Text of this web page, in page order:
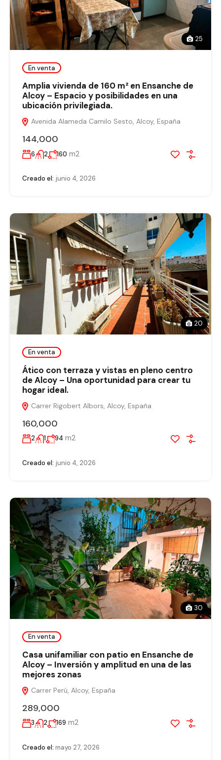
25
En venta
Amplia vivienda de 160 m² en Ensanche de
Alcoy – Espacio y posibilidades en una
ubicación privilegiada.
Avenida Alameda Camilo Sesto, Alcoy, España
144,000
6 2 160 m2
Creado el: junio 4, 2026
20
En venta
Ático con terraza y vistas en pleno centro
de Alcoy – Una oportunidad para crear tu
hogar ideal.
Carrer Rigobert Albors, Alcoy, España
160,000
2 1 94 m2
Creado el: junio 4, 2026
30
En venta
Casa unifamiliar con patio en Ensanche de
Alcoy – Inversión y amplitud en una de las
mejores zonas
Carrer Perú, Alcoy, España
289,000
3 2 169 m2
Creado el: mayo 27, 2026